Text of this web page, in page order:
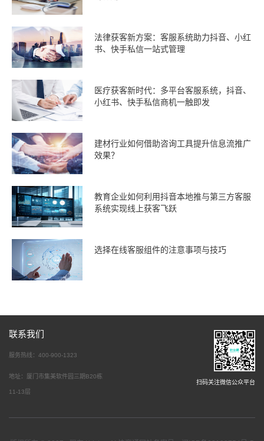
法律获客新方案：客服系统助力抖音、小红
书、快手私信一站式管理
医疗获客新时代：多平台客服系统，抖音、
小红书、快手私信商机一触即发
建材行业如何借助咨询工具提升信息流推广
效果？
教育企业如何利用抖音本地推与第三方客服
系统实现线上获客飞跃
选择在线客服组件的注意事项与技巧
联系我们
服务热线：400-900-1323
地址：厦门市集美软件园三期B20栋
11-13层
扫码关注微信公众平台